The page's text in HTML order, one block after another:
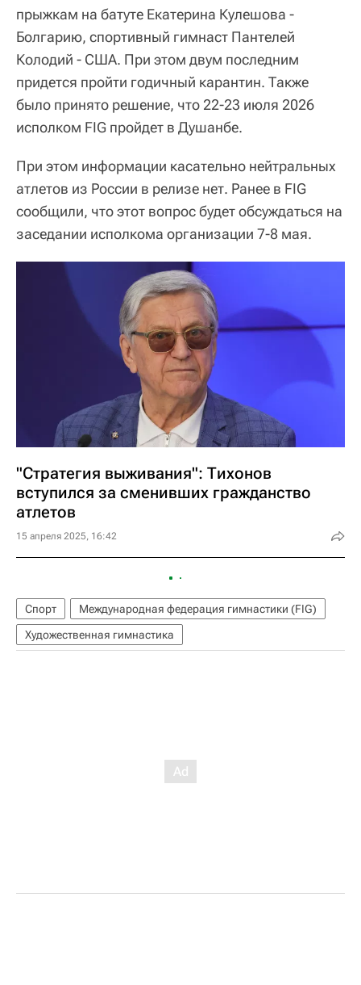
прыжкам на батуте Екатерина Кулешова -
Болгарию, спортивный гимнаст Пантелей
Колодий - США. При этом двум последним
придется пройти годичный карантин. Также
было принято решение, что 22-23 июля 2026
исполком FIG пройдет в Душанбе.
При этом информации касательно нейтральных
атлетов из России в релизе нет. Ранее в FIG
сообщили, что этот вопрос будет обсуждаться на
заседании исполкома организации 7-8 мая.
"Стратегия выживания": Тихонов
вступился за сменивших гражданство
атлетов
15 апреля 2025, 16:42
Спорт
Международная федерация гимнастики (FIG)
Художественная гимнастика